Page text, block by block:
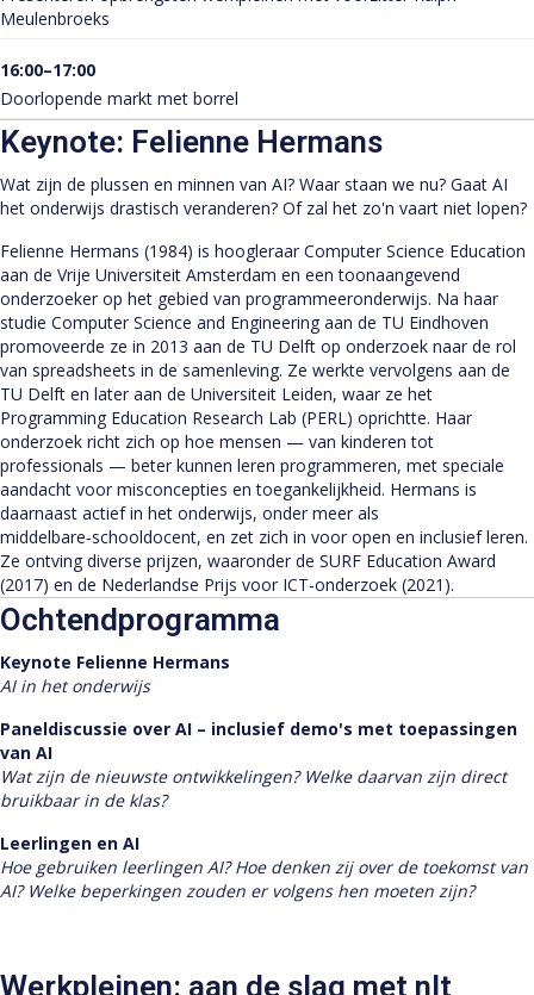
Meulenbroeks
16:00–17:00
Doorlopende markt met borrel
Keynote: Felienne Hermans
Wat zijn de plussen en minnen van AI? Waar staan we nu? Gaat AI
het onderwijs drastisch veranderen? Of zal het zo'n vaart niet lopen?
Felienne Hermans (1984) is hoogleraar Computer Science Education
aan de Vrije Universiteit Amsterdam en een toonaangevend
onderzoeker op het gebied van programmeeronderwijs. Na haar
studie Computer Science and Engineering aan de TU Eindhoven
promoveerde ze in 2013 aan de TU Delft op onderzoek naar de rol
van spreadsheets in de samenleving. Ze werkte vervolgens aan de
TU Delft en later aan de Universiteit Leiden, waar ze het
Programming Education Research Lab (PERL) oprichtte. Haar
onderzoek richt zich op hoe mensen — van kinderen tot
professionals — beter kunnen leren programmeren, met speciale
aandacht voor misconcepties en toegankelijkheid. Hermans is
daarnaast actief in het onderwijs, onder meer als
middelbare‑schooldocent, en zet zich in voor open en inclusief leren.
Ze ontving diverse prijzen, waaronder de SURF Education Award
(2017) en de Nederlandse Prijs voor ICT‑onderzoek (2021).
Ochtendprogramma
Keynote Felienne Hermans
AI in het onderwijs
Paneldiscussie over AI – inclusief demo's met toepassingen
van AI
Wat zijn de nieuwste ontwikkelingen? Welke daarvan zijn direct
bruikbaar in de klas?
Leerlingen en AI
Hoe gebruiken leerlingen AI? Hoe denken zij over de toekomst van
AI? Welke beperkingen zouden er volgens hen moeten zijn?
Werkpleinen: aan de slag met nlt